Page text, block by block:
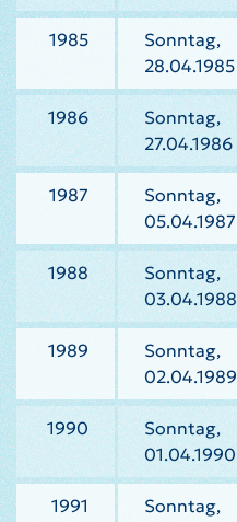
1985
Sonntag,
28.04.1985
1986
Sonntag,
27.04.1986
1987
Sonntag,
05.04.1987
1988
Sonntag,
03.04.1988
1989
Sonntag,
02.04.1989
1990
Sonntag,
01.04.1990
1991
Sonntag,